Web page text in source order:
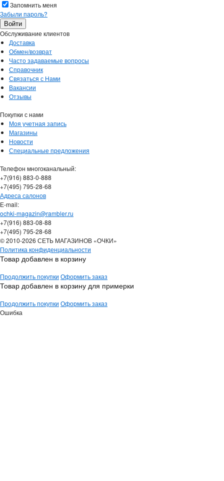
Запомнить меня
Забыли пароль?
Обслуживание клиентов
Доставка
Обмен/возврат
Часто задаваемые вопросы
Справочник
Связаться с Нами
Вакансии
Отзывы
Покупки с нами
Моя учетная запись
Магазины
Новости
Специальные предложения
Телефон многоканальный:
+7(916) 883-0-888
+7(495) 795-28-68
Адреса салонов
Е-mail:
ochki-magazin@rambler.ru
+7(916) 883-08-88
+7(495) 795-28-68
© 2010-2026 СЕТЬ МАГАЗИНОВ «ОЧКИ»
Политика конфиденциальности
Товар добавлен в корзину
Продолжить покупки Оформить заказ
Товар добавлен в корзину для примерки
Продолжить покупки Оформить заказ
Ошибка